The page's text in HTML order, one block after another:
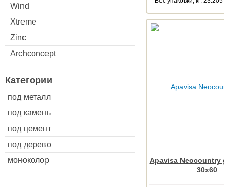
Wind
Xtreme
Zinc
Archconcept
Категории
под металл
под камень
под цемент
под дерево
моноколор
Apavisa Neocountry
30x60